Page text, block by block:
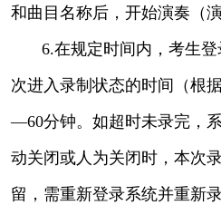
和曲目名称后，开始演奏（演
6.在规定时间内，考生
次进入录制状态的时间（根
—60分钟。如超时未录完，
动关闭或人为关闭时，本次
留，需重新登录系统并重新